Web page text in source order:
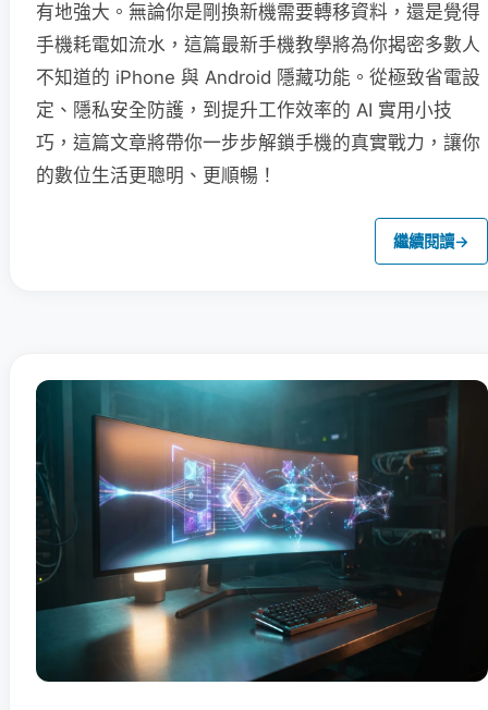
有地強大。無論你是剛換新機需要轉移資料，還是覺得
手機耗電如流水，這篇最新手機教學將為你揭密多數人
不知道的 iPhone 與 Android 隱藏功能。從極致省電設
定、隱私安全防護，到提升工作效率的 AI 實用小技
巧，這篇文章將帶你一步步解鎖手機的真實戰力，讓你
的數位生活更聰明、更順暢！
繼續閱讀→